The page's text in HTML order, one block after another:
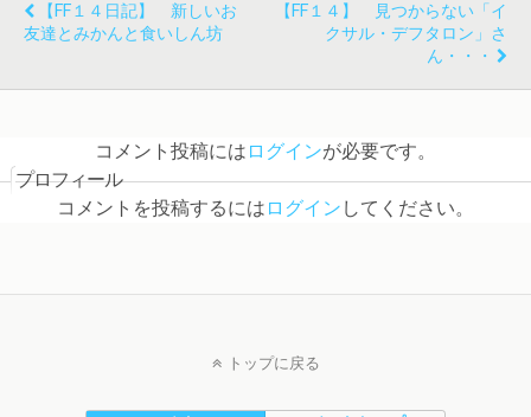
【FF１４日記】 新しいお
友達とみかんと食いしん坊
【FF１４】 見つからない「イ
クサル・デフタロン」さ
ん・・・
コメント投稿には ログインが必要です。
プロフィール
コメントを投稿するには ログイン してください。
トップに戻る